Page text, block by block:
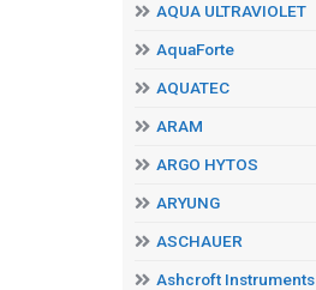
AQUA ULTRAVIOLET
AquaForte
AQUATEC
ARAM
ARGO HYTOS
ARYUNG
ASCHAUER
Ashcroft Instruments